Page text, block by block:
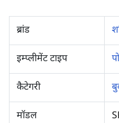
ब्रांड
इम्प्लीमेंट टाइप
कैटेगरी
मॉडल